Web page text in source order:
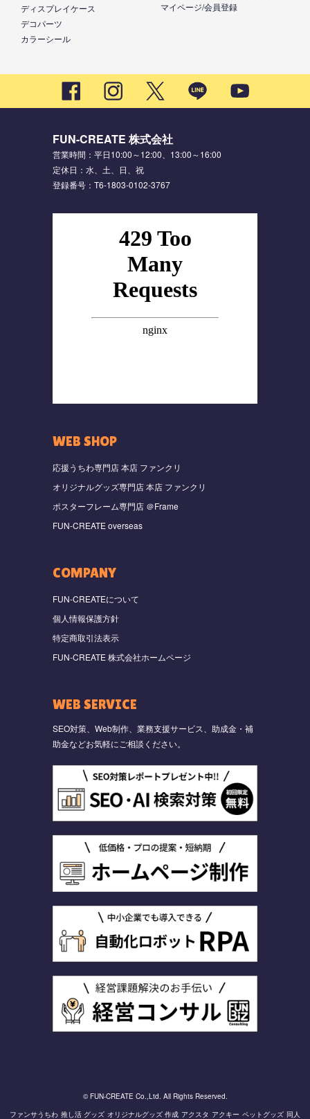
ディスプレイケース
デコパーツ
カラーシール
マイページ/会員登録
FUN-CREATE 株式会社
営業時間：平日10:00～12:00、13:00～16:00
定休日：水、土、日、祝
登録番号：T6-1803-0102-3767
WEB SHOP
応援うちわ専門店 本店 ファンクリ
オリジナルグッズ専門店 本店 ファンクリ
ポスターフレーム専門店 ＠Frame
FUN-CREATE overseas
COMPANY
FUN-CREATEについて
個人情報保護方針
特定商取引法表示
FUN-CREATE 株式会社ホームページ
WEB SERVICE
SEO対策、Web制作、業務支援サービス、助成金・補
助金などお気軽にご相談ください。
© FUN-CREATE Co.,Ltd. All Rights Reserved.
ファンサうちわ 推し活 グッズ オリジナルグッズ 作成 アクスタ アクキー ペットグッズ 同人